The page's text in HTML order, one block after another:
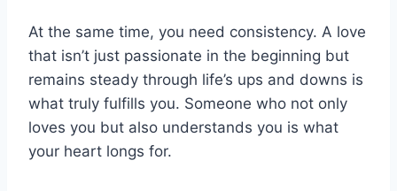
At the same time, you need consistency. A love
that isn’t just passionate in the beginning but
remains steady through life’s ups and downs is
what truly fulfills you. Someone who not only
loves you but also understands you is what
your heart longs for.